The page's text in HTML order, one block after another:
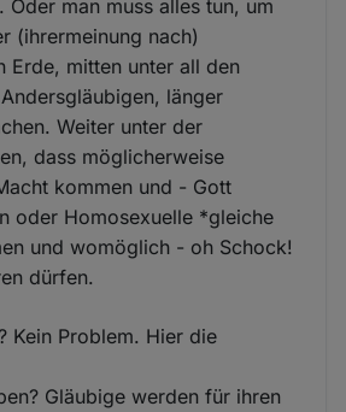
Oder man muss alles tun, um
(ihrermeinung nach)
Erde, mitten unter all den
länger
Weiter unter der
dass möglicherweise
kommen und - Gott
oder Homosexuelle *gleiche
und womöglich - oh Schock!
dürfen.
Kein Problem. Hier die
Gläubige werden für ihren